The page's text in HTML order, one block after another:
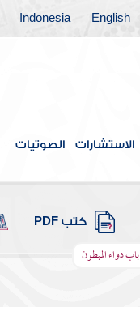
English
Indonesia
الاستشارات الصوتيات
كتب PDF
باب دواء المبطون